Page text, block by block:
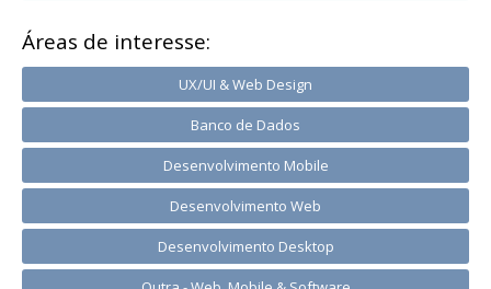
Áreas de interesse:
UX/UI & Web Design
Banco de Dados
Desenvolvimento Mobile
Desenvolvimento Web
Desenvolvimento Desktop